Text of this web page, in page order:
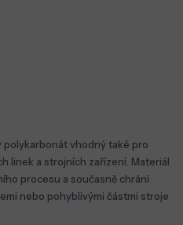
vhodný také pro
linek a strojních zařízení. Materiál
procesu a současně chrání
nebo pohyblivými částmi stroje